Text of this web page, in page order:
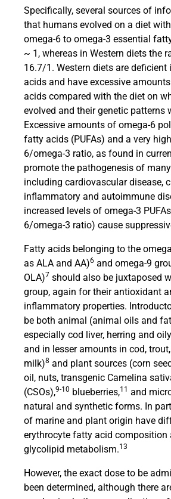
Specifically, several sources of
that humans evolved on a diet
omega-6 to omega-3 essential
~ 1, whereas in Western diets the
16.7/1. Western diets are
acids and have excessive
acids compared with the diet on
evolved and their genetic patterns
Excessive amounts of omega-6
fatty acids (PUFAs) and a very
6/omega-3 ratio, as found in
promote the pathogenesis of
including cardiovascular disease,
inflammatory and autoimmune
increased levels of omega-3
6/omega-3 ratio) cause
Fatty acids belonging to the
as ALA and AA)6 and omega-9
OLA)7 should also be juxtaposed
group, again for their antioxidant
inflammatory properties.
be both animal (animal oils and
especially cod liver, herring and
and in lesser amounts in cod,
milk)8 and plant sources (corn
oil, nuts, transgenic Camelina
(CSOs),9-10 blueberries,11 and
natural and synthetic forms. In
of marine and plant origin have
erythrocyte fatty acid composition
glycolipid metabolism.13
However, the exact dose to be
been determined, although there